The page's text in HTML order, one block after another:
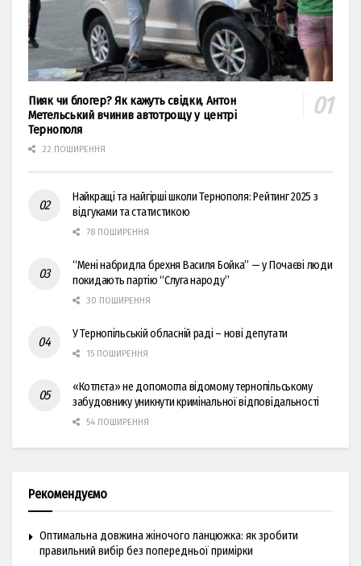
Пияк чи блогер? Як кажуть свідки, Антон
Метельський вчинив автотрощу у центрі
Тернополя
22 ПОШИРЕННЯ
Найкращі та найгірші школи Тернополя: Рейтинг 2025 з
відгуками та статистикою
78 ПОШИРЕННЯ
“Мені набридла брехня Василя Бойка” — у Почаєві люди
покидають партію “Слуга народу”
30 ПОШИРЕННЯ
У Тернопільській обласній раді – нові депутати
15 ПОШИРЕННЯ
«Котлєта» не допомогла відомому тернопільському
забудовнику уникнути кримінальної відповідальності
54 ПОШИРЕННЯ
Рекомендуємо
Оптимальна довжина жіночого ланцюжка: як зробити
правильний вибір без попередньої примірки